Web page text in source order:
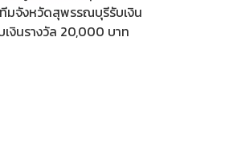
มจังหวัดสุพรรณบุรีรับเงิน
งินรางวัล 20,000 บาท